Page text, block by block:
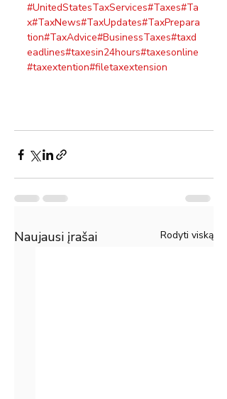
#UnitedStatesTaxServices#Taxes#Ta
x#TaxNews#TaxUpdates#TaxPrepara
tion#TaxAdvice#BusinessTaxes#taxd
eadlines#taxesin24hours#taxesonline
#taxextention#filetaxextension
Naujausi įrašai Rodyti viską